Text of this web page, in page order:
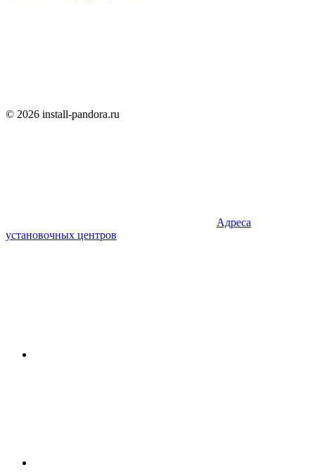
© 2026 install-pandora.ru
Адреса
установочных центров